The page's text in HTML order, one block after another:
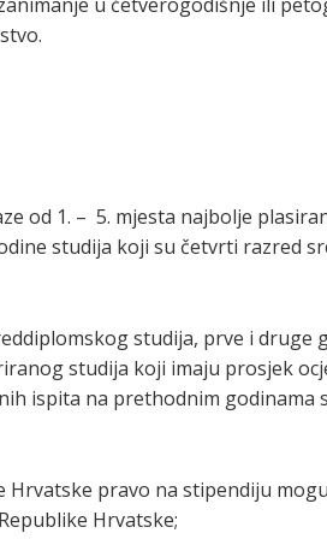
od 1. – 5. mjesta najbolje
studija koji su četvrti razred
studija, prve i druge
studija koji imaju prosjek
ispita na prethodnim godinama
pravo na stipendiju
Hrvatske;